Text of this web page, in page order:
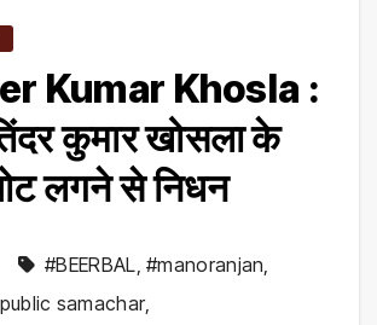
Kumar Khosla :
कुमार खोसला के
लगने से निधन
#BEERBAL ,#manoranjan
samachar,